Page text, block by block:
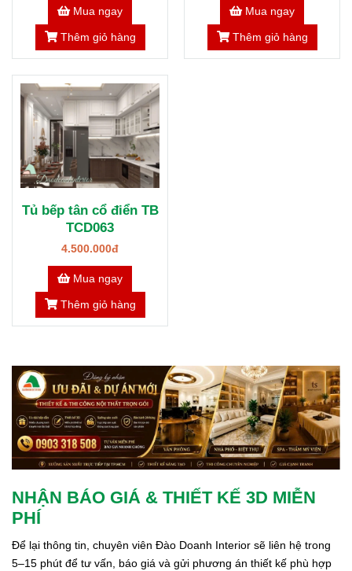
Mua ngay
Thêm giỏ hàng
Mua ngay
Thêm giỏ hàng
Tủ bếp tân cổ điển TB
TCD063
4.500.000đ
Mua ngay
Thêm giỏ hàng
NHẬN BÁO GIÁ & THIẾT KẾ 3D MIỄN
PHÍ
Để lại thông tin, chuyên viên Đào Doanh Interior sẽ liên hệ trong
5–15 phút để tư vấn, báo giá và gửi phương án thiết kế phù hợp